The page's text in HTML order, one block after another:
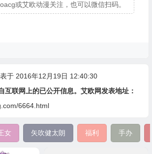
或艾欧动漫关注，也可以微信扫码。
于 2016年12月19日 12:40:30
互联网上的已公开信息。艾欧网发表地址：
6664.html
女 矢吹健太朗 福利 手办